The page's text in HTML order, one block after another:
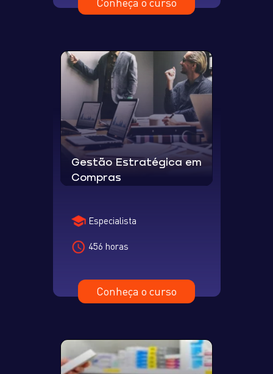
Gestão Estratégica em
Compras
Especialista
456 horas
Conheça o curso